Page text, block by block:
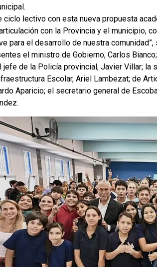
ciclo lectivo con esta nueva propuesta
con la Provincia y el municipio,
para el desarrollo de nuestra comunidad”,
el ministro de Gobierno, Carlos
jefe de la Policía provincial, Javier Villar; la
Escolar, Ariel Lambezat; de
Aparicio; el secretario general de